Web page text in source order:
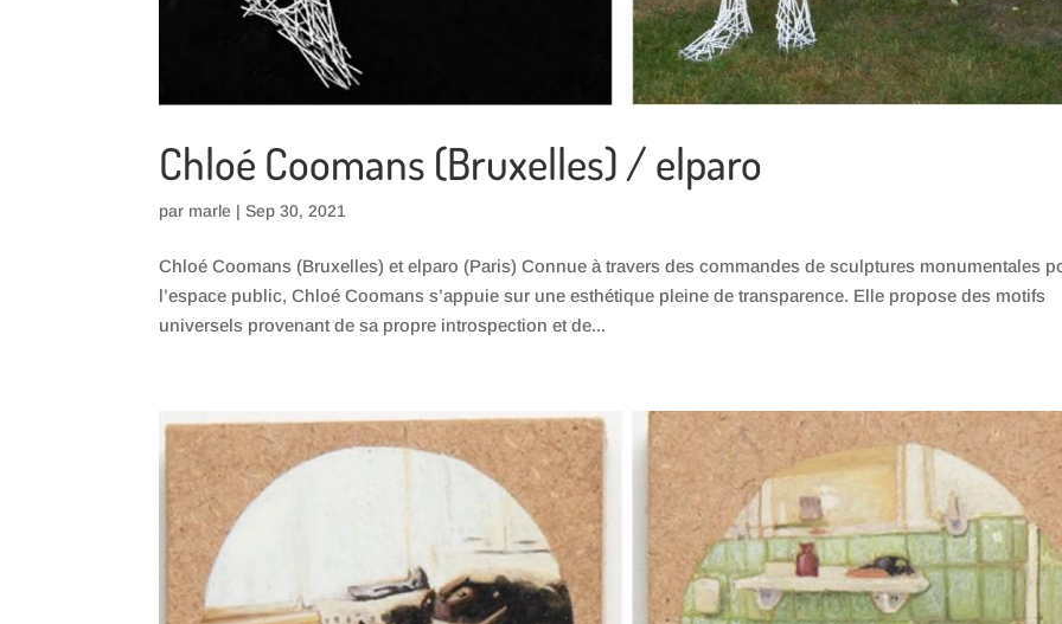
Chloé Coomans (Bruxelles) / elparo
par marle | Sep 30, 2021
Chloé Coomans (Bruxelles) et elparo (Paris) Connue à travers des commandes de sculptures monumentales
l’espace public, Chloé Coomans s’appuie sur une esthétique pleine de transparence. Elle propose des motifs
universels provenant de sa propre introspection et de...